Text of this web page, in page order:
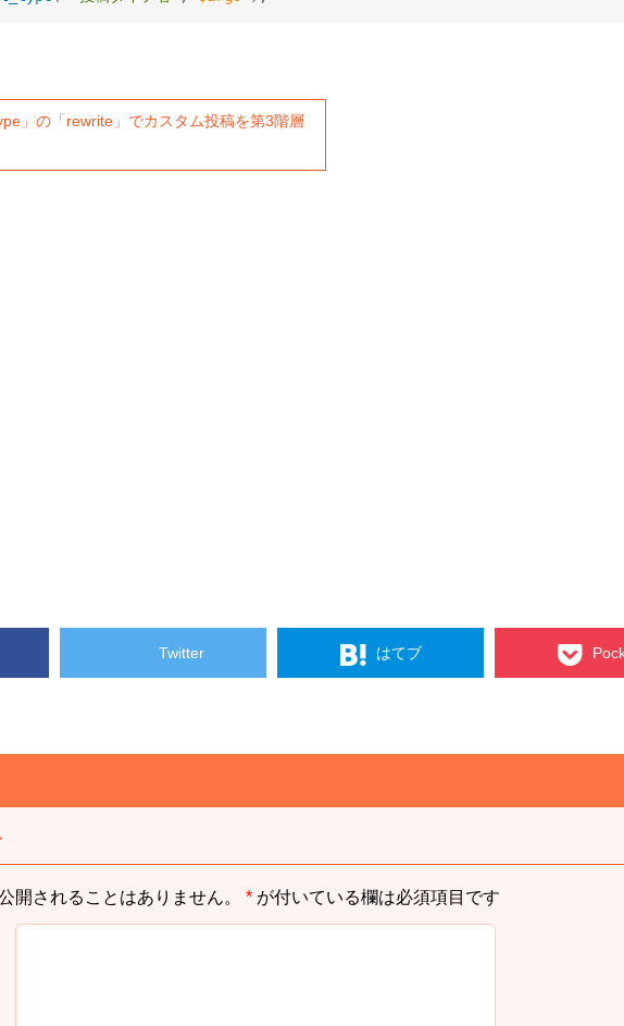
」の「rewrite」でカスタム投稿を第3階層
Twitter はてブ
開されることはありません。 * が付いている欄は必須項目です